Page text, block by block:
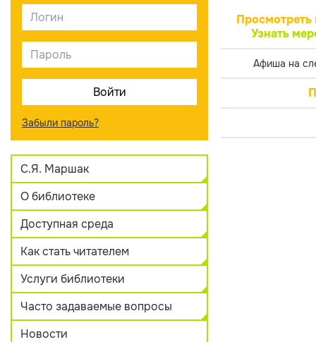
Забыли пароль?
С.Я. Маршак
О библиотеке
Доступная среда
Как стать читателем
Услуги библиотеки
Часто задаваемые вопросы
Новости
Просмотреть
Узнать
Афиша на